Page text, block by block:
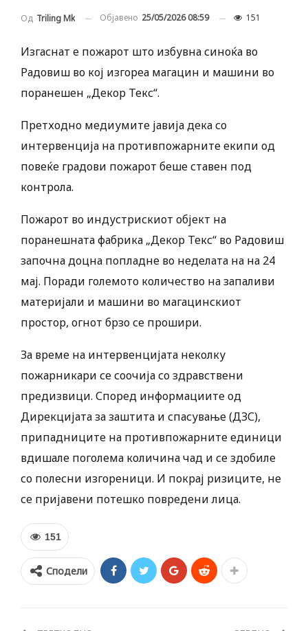
Од Triling Mk Објавено 25/05/2026 08:59 151
Изгаснат e пожарот што избувна синоќа во
Радовиш во кој изгореа магацин и машини во
поранешен „Декор Текс“.
Претходно медиумите јавија дека со
интервенција на противпожарните екипи од
повеќе градови пожарот беше ставен под
контрола.
Пожарот во индустрискиот објект на
поранешната фабрика „Декор Текс“ во Радовиш
започна доцна попладне во неделата на на 24
мај. Поради големото количество на запаливи
материјали и машини во магацинскиот
простор, огнот брзо се прошири.
За време на интервенцијата неколку
пожарникари се соочија со здравствени
предизвици. Според информациите од
Дирекцијата за заштита и спасување (ДЗС),
припадниците на противпожарните единици
вдишале поголема количина чад и се здобиле
со полесни изгореници. И покрај ризиците, не
се пријавени потешко повредени лица.
151
Сподели